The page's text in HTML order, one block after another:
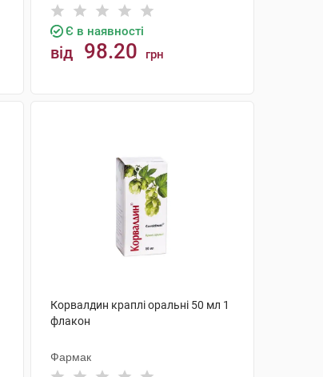
Є в наявності
від 98.20 грн
Корвалдин краплі оральні 50 мл 1
флакон
Фармак